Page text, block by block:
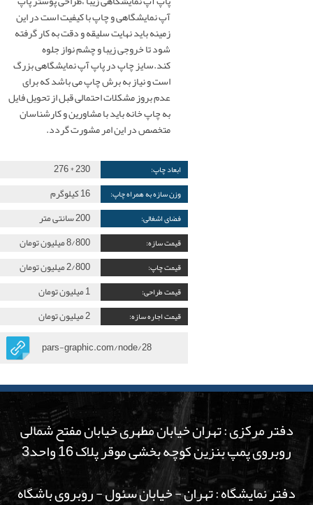
آپ نمایشگاهی و چاپ با کیفیت است در این
زمینه باید نهایت سلیقه و دقت به کار گرفته
شود تا خروجی زیبا و چشم نواز جلوه
کند.سایز چاپ در پاپ آپ نمایشگاهی بزرگ
است و نیاز به برش چاپ می باشد که برای
عدم بروز مشکلات احتمالی قبل از تحویل فایل
به چاپ خانه باید با مشاورین و کارشناسان
متخصص در این امر مشورت گردد.
ابعاد چاپ: 230 * 276
وزن سازه به همراه چاپ: 16 کیلوگرم
فضای اشغالی: 200 سانتی متر
قیمت سازه: 8/800 میلیون تومان
قیمت چاپ: 2/800 میلیون تومان
قیمت طراحی: 1 میلیون تومان
قیمت اجاره سازه:
2 میلیون تومان
pars-graphic.com/node/28
دفتر مرکزی : تهران خیابان مطهری خیابان مفتح شمالی
روبروی پمپ بنزین کوچه بخشی موقر پلاک 16 واحد3
دفتر نمایشگاه : تهران - خیابان سئول - روبروی باشگاه